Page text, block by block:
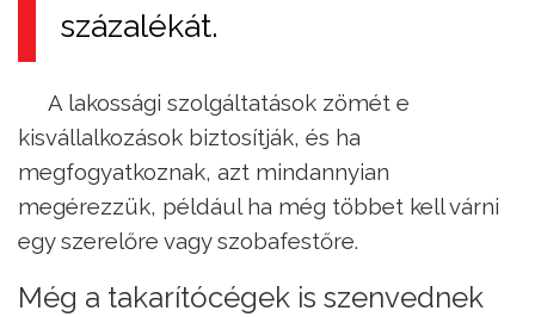
százalékát.
A lakossági szolgáltatások zömét e
kisvállalkozások biztosítják, és ha
megfogyatkoznak, azt mindannyian
megérezzük, például ha még többet kell várni
egy szerelőre vagy szobafestőre.
Még a takarítócégek is szenvednek